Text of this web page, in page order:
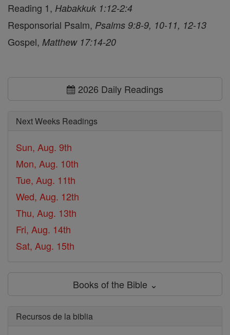
Reading 1, Habakkuk 1:12-2:4
Responsorial Psalm, Psalms 9:8-9, 10-11, 12-13
Gospel, Matthew 17:14-20
2026 Daily Readings
Next Weeks Readings
Sun, Aug. 9th
Mon, Aug. 10th
Tue, Aug. 11th
Wed, Aug. 12th
Thu, Aug. 13th
Fri, Aug. 14th
Sat, Aug. 15th
Books of the Bible ⌄
Recursos de la biblia